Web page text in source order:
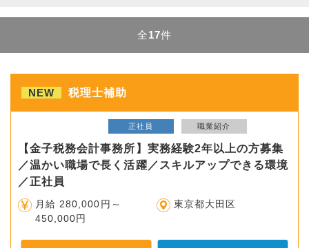
全17件
NEW 税理士補助
正社員 職業紹介
【金子税務会計事務所】実務経験2年以上の方募集
／温かい職場で長く活躍／スキルアップできる環境
／正社員
月給 280,000円～
450,000円
東京都大田区